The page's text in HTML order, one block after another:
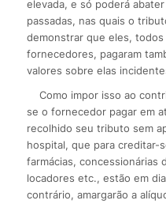
elevada, e só poderá
passadas, nas quais o
demonstrar que eles,
fornecedores, pagaram
valores sobre elas
Como impor isso ao
se o fornecedor pagar em
recolhido seu tributo sem
hospital, que para creditar-
farmácias, concessionárias
locadores etc., estão em
contrário, amargarão a